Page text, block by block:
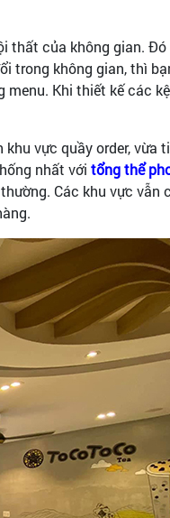
thất của không gian.
trong không gian, thì
Khi thiết kế các
vực quầy order, vừa
nhất với tổng thể
Các khu vực vẫn